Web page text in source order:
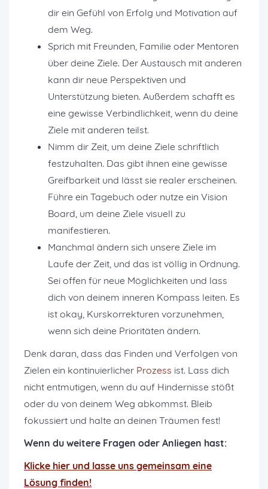
dir ein Gefühl von Erfolg und Motivation auf
dem Weg.
Sprich mit Freunden, Familie oder Mentoren
über deine Ziele. Der Austausch mit anderen
kann dir neue Perspektiven und
Unterstützung bieten. Außerdem schafft es
eine gewisse Verbindlichkeit, wenn du deine
Ziele mit anderen teilst.
Nimm dir Zeit, um deine Ziele schriftlich
festzuhalten. Das gibt ihnen eine gewisse
Greifbarkeit und lässt sie realer erscheinen.
Führe ein Tagebuch oder nutze ein Vision
Board, um deine Ziele visuell zu
manifestieren.
Manchmal ändern sich unsere Ziele im
Laufe der Zeit, und das ist völlig in Ordnung.
Sei offen für neue Möglichkeiten und lass
dich von deinem inneren Kompass leiten. Es
ist okay, Kurskorrekturen vorzunehmen,
wenn sich deine Prioritäten ändern.
Denk daran, dass das Finden und Verfolgen von
Zielen ein kontinuierlicher Prozess ist. Lass dich
nicht entmutigen, wenn du auf Hindernisse stößt
oder du von deinem Weg abkommst. Bleib
fokussiert und halte an deinen Träumen fest!
Wenn du weitere Fragen oder Anliegen hast:
Klicke hier und lasse uns gemeinsam eine
Lösung finden!